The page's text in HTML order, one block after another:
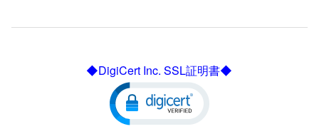
◆DigiCert Inc. SSL証明書◆